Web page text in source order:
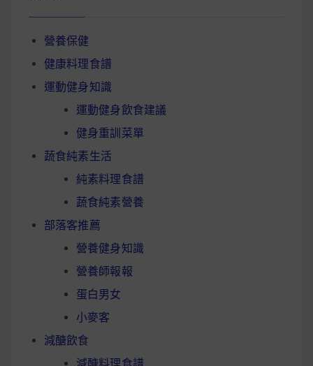
營養保健
健康料理食譜
運動健身知識
運動健身飲食建議
健身重訓菜單
蔬食純素生活
純素料理食譜
蔬食純素營養
部落客推薦
營養健身知識
營養師報報
蛋白男女
小麥客
減醣飲食